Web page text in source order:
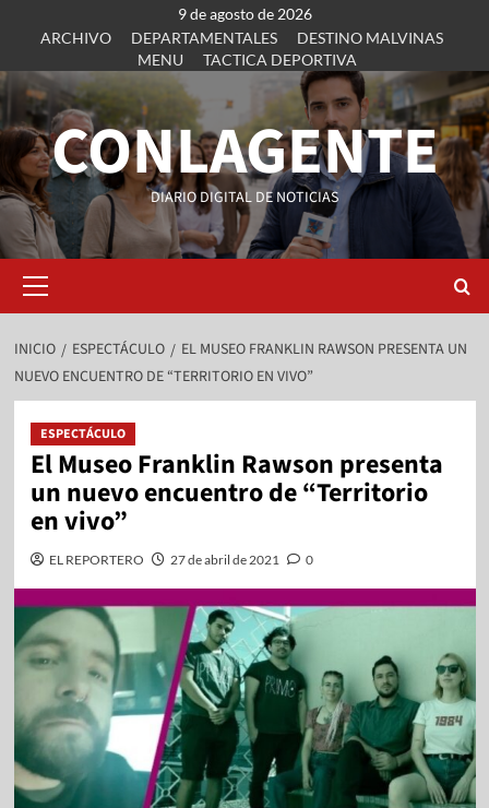
9 de agosto de 2026
ARCHIVO
DEPARTAMENTALES
DESTINO MALVINAS
MENU
TACTICA DEPORTIVA
CONLAGENTE
DIARIO DIGITAL DE NOTICIAS
INICIO ESPECTÁCULO
EL MUSEO FRANKLIN RAWSON PRESENTA UN
NUEVO ENCUENTRO DE “TERRITORIO EN VIVO”
ESPECTÁCULO
El Museo Franklin Rawson presenta
un nuevo encuentro de “Territorio
en vivo”
EL REPORTERO 27 de abril de 2021 0